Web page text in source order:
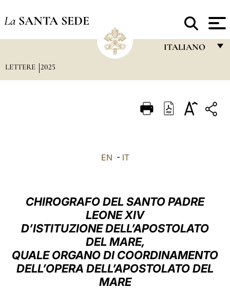
La SANTA SEDE
ITALIANO
ITALIANO
العربيّة
中文
LETTERE 2025
EN - IT
CHIROGRAFO DEL SANTO PADRE
LEONE XIV
D’ISTITUZIONE DELL’APOSTOLATO
DEL MARE,
QUALE ORGANO DI COORDINAMENTO
DELL’OPERA DELL’APOSTOLATO DEL
MARE